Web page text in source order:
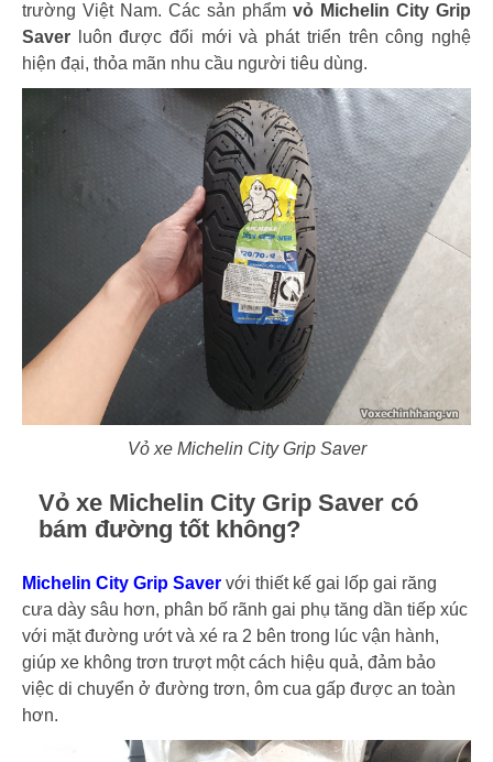
trường Việt Nam. Các sản phẩm vỏ Michelin City Grip
Saver luôn được đổi mới và phát triển trên công nghệ
hiện đại, thỏa mãn nhu cầu người tiêu dùng.
Vỏ xe Michelin City Grip Saver
Vỏ xe Michelin City Grip Saver có
bám đường tốt không?
Michelin City Grip Saver với thiết kế gai lốp gai răng
cưa dày sâu hơn, phân bố rãnh gai phụ tăng dần tiếp xúc
với mặt đường ướt và xé ra 2 bên trong lúc vận hành,
giúp xe không trơn trượt một cách hiệu quả, đảm bảo
việc di chuyển ở đường trơn, ôm cua gấp được an toàn
hơn.